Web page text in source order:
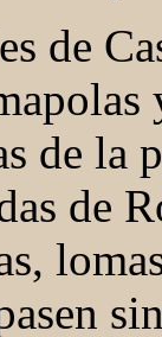
de
de la
de